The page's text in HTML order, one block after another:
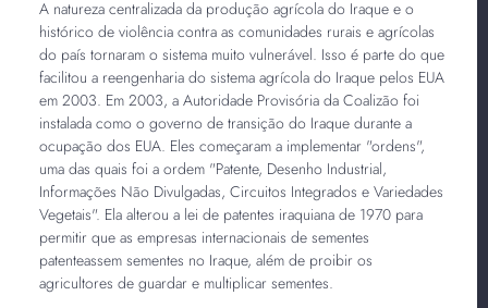
A natureza centralizada da produção agrícola do Iraque e o
histórico de violência contra as comunidades rurais e agrícolas
do país tornaram o sistema muito vulnerável. Isso é parte do que
facilitou a reengenharia do sistema agrícola do Iraque pelos EUA
em 2003. Em 2003, a Autoridade Provisória da Coalizão foi
instalada como o governo de transição do Iraque durante a
ocupação dos EUA. Eles começaram a implementar "ordens",
uma das quais foi a ordem "Patente, Desenho Industrial,
Informações Não Divulgadas, Circuitos Integrados e Variedades
Vegetais". Ela alterou a lei de patentes iraquiana de 1970 para
permitir que as empresas internacionais de sementes
patenteassem sementes no Iraque, além de proibir os
agricultores de guardar e multiplicar sementes.